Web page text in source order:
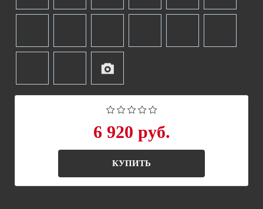
6 920 руб.
КУПИТЬ